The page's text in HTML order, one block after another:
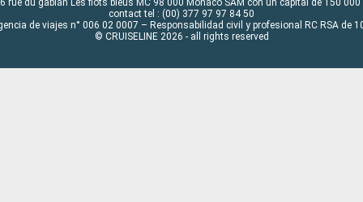
rue du gabian Les flots bleus MC 98 000 Monaco SAM con un capital de 150 000
contact tel : (00) 377 97 97 84 50
de viajes n° 006 02 0007 – Responsabilidad civil y profesional RC RSA de
© CRUISELINE 2026 - all rights reserved